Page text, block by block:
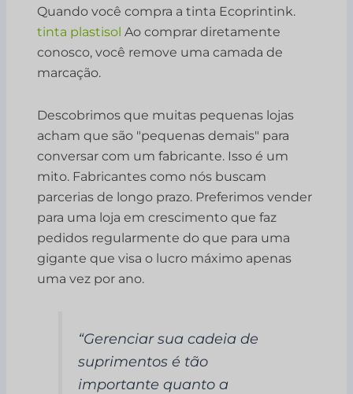
Quando você compra a tinta Ecoprintink.
tinta plastisol Ao comprar diretamente
conosco, você remove uma camada de
marcação.
Descobrimos que muitas pequenas lojas
acham que são "pequenas demais" para
conversar com um fabricante. Isso é um
mito. Fabricantes como nós buscam
parcerias de longo prazo. Preferimos vender
para uma loja em crescimento que faz
pedidos regularmente do que para uma
gigante que visa o lucro máximo apenas
uma vez por ano.
“Gerenciar sua cadeia de
suprimentos é tão
importante quanto a